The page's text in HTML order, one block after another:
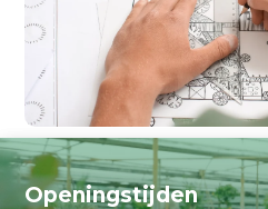
Openingstijden